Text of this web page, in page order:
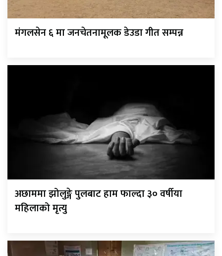
मंगलसेन ६ मा जनचेतनामूलक डेउडा गीत सम्पन्न
अछाममा झोलुङ्गे पुलबाट हाम फाल्दा ३० वर्षीया
महिलाको मृत्यु